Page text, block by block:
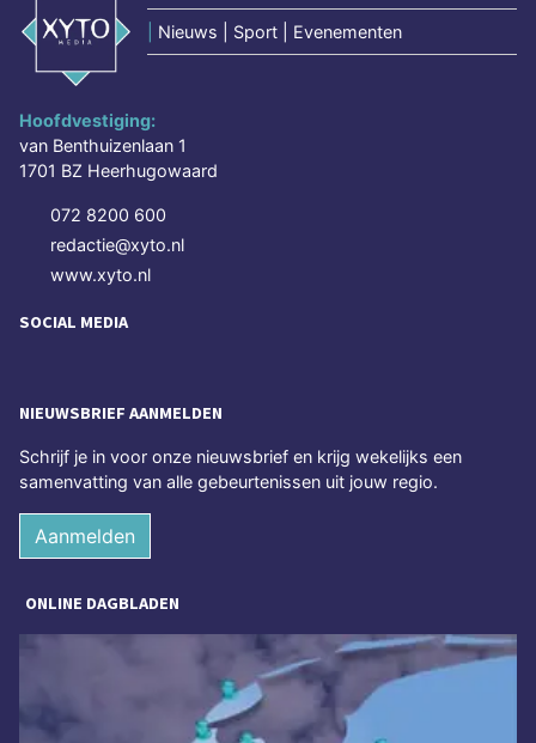
Nieuws | Sport | Evenementen
Hoofdvestiging:
van Benthuizenlaan 1
1701 BZ Heerhugowaard
072 8200 600
redactie@xyto.nl
www.xyto.nl
SOCIAL MEDIA
NIEUWSBRIEF AANMELDEN
Schrijf je in voor onze nieuwsbrief en krijg wekelijks een
samenvatting van alle gebeurtenissen uit jouw regio.
Aanmelden
ONLINE DAGBLADEN